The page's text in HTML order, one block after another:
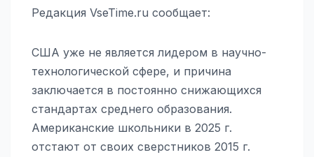
Редакция VseTime.ru сообщает:
США уже не является лидером в научно-
технологической сфере, и причина
заключается в постоянно снижающихся
стандартах среднего образования.
Американские школьники в 2025 г.
отстают от своих сверстников 2015 г.